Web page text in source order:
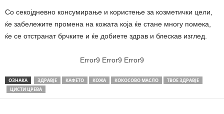
Со секојдневно консумирање и користење за козметички цели,
ќе забележите промена на кожата која ќе стане многу помека,
ќе се отстранат брчките и ќе добиете здрав и блескав изглед.
Error9 Error9 Error9
ОЗНАКА ЗДРАВЈЕ КАФЕТО КОЖА КОКОСОВО МАСЛО
ТВОЕ ЗДРАВЈЕ
ЦИСТИ ЦРЕВА